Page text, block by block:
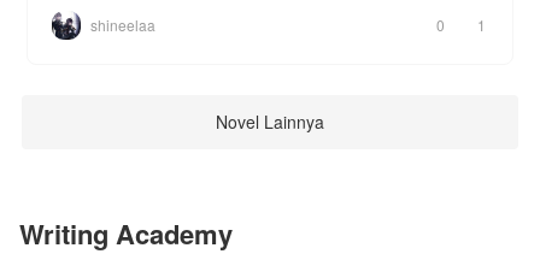
shineelaa 0 1
Novel Lainnya
Writing Academy